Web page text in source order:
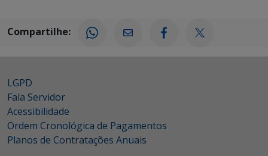
Compartilhe:
LGPD
Fala Servidor
Acessibilidade
Ordem Cronológica de Pagamentos
Planos de Contratações Anuais